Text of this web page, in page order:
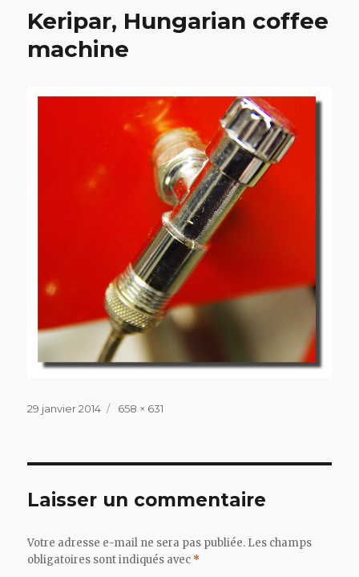
Keripar, Hungarian coffee
machine
Publié
29 janvier 2014
Taille
658 × 631
Laisser un commentaire
Votre adresse e-mail ne sera pas publiée. Les champs
obligatoires sont indiqués avec *